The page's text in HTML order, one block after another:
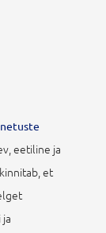
eetiline ja
et